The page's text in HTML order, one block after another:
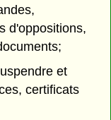
d'oppositions,
et
certificats